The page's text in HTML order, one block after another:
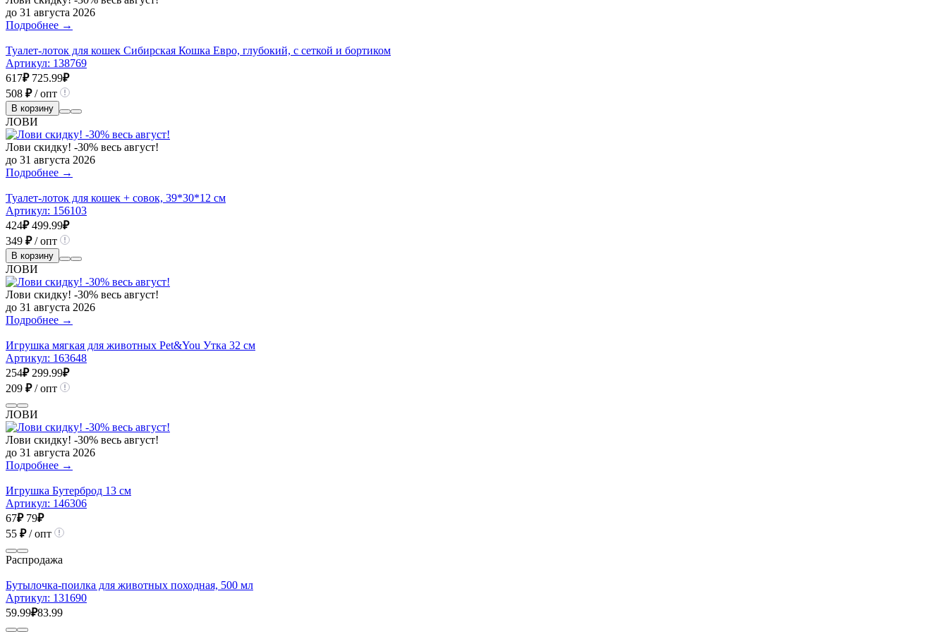
до 31 августа 2026
Подробнее →
Туалет-лоток для кошек Сибирская Кошка Евро, глубокий, с сеткой и бортиком
Артикул: 138769
617₽ 725.99₽
508 ₽/ опт
В корзину
ЛОВИ
Лови скидку! -30% весь август!
до 31 августа 2026
Подробнее →
Туалет-лоток для кошек + совок, 39*30*12 см
Артикул: 156103
424₽ 499.99₽
349 ₽/ опт
В корзину
ЛОВИ
Лови скидку! -30% весь август!
до 31 августа 2026
Подробнее →
Игрушка мягкая для животных Pet&You Утка 32 см
Артикул: 163648
254₽ 299.99₽
209 ₽/ опт
ЛОВИ
Лови скидку! -30% весь август!
до 31 августа 2026
Подробнее →
Игрушка Бутерброд 13 см
Артикул: 146306
67₽ 79₽
55 ₽/ опт
Распродажа
Бутылочка-поилка для животных походная, 500 мл
Артикул: 131690
59.99₽83.99